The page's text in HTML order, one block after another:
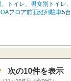
トイレ、男女別トイレ
フロア前面縦列駐車5
次の10件を表示